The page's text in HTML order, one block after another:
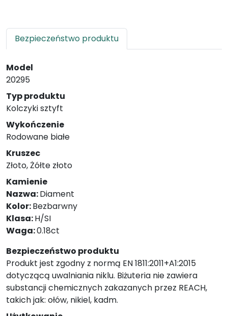
Bezpieczeństwo produktu
Model
20295
Typ produktu
Kolczyki sztyft
Wykończenie
Rodowane białe
Kruszec
Złoto, Żółte złoto
Kamienie
Nazwa:Diament
Kolor:Bezbarwny
Klasa:H/SI
Waga:0.18ct
Bezpieczeństwo produktu
Produkt jest zgodny z normą EN 1811:2011+A1:2015
dotyczącą uwalniania niklu. Biżuteria nie zawiera
substancji chemicznych zakazanych przez REACH,
takich jak: ołów, nikiel, kadm.